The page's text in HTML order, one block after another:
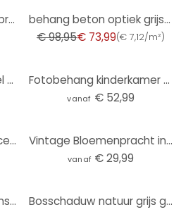
Vogel behang exotisch bruin kleurrijk - vliesbehang met pauwen voor woonkamer & slaapkamer
behang beton optiek grijs beige - vliesbehang beton & steen Livingwalls - mat en glad
€ 98,95€ 73,99(€ 7,12/m²)
Bloemenbehang aquarel beige - vliesbehang met delicate bloesems - vintage design
Fotobehang kinderkamer zonnestelsel met planeten en aarde - Ms Tiff
vanaf € 52,99
Behangcirkel Outer Space - vliesbehang/zelfklevend vliesbehang Vintage Bloemenpracht in de Weide | Bloemenbehang - Lola Peacock - Rond - vliesbehang/zelfklevend vl
vanaf € 29,99
Behangcirkel Oliver Robins - Animals and Palm Trees - vliesbehang/zelfklevend vliesbehang
Bosschaduw natuur grijs groen - vliesbehang met schaduweffect - natuurbehang